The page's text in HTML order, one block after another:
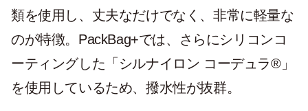
類を使用し、丈夫なだけでなく、非常に軽量な
のが特徴。PackBag+では、さらにシリコンコ
ーティングした「シルナイロン コーデュラ®︎」
を使用しているため、撥水性が抜群。